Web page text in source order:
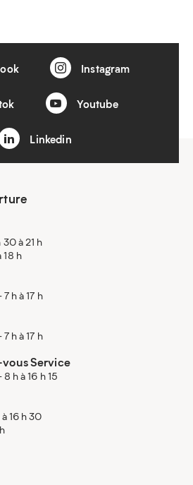
Instagram
Youtube
Linkedin
à 21 h
18 h
h à 17 h
h à 17 h
Service
h à 16 h 15
16 h 30